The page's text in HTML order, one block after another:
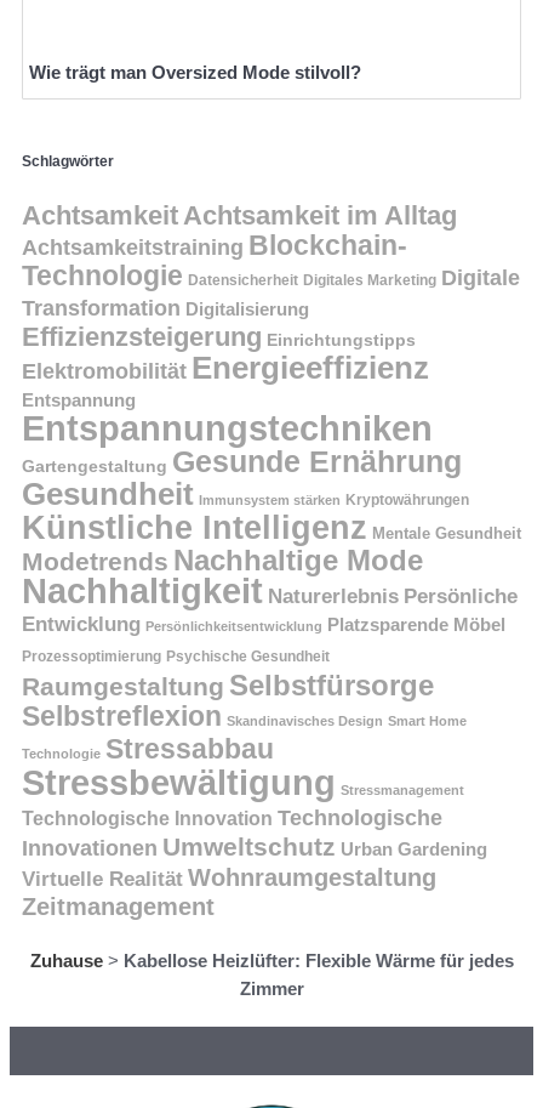
Wie trägt man Oversized Mode stilvoll?
Schlagwörter
AchtsamkeitAchtsamkeit im Alltag
Achtsamkeitstraining Blockchain-
Technologie Datensicherheit Digitales Marketing Digitale
Transformation Digitalisierung
Effizienzsteigerung Einrichtungstipps
Elektromobilität Energieeffizienz
Entspannung
Entspannungstechniken
Gartengestaltung Gesunde Ernährung
Gesundheit Immunsystem stärken Kryptowährungen
Künstliche Intelligenz Mentale Gesundheit
Modetrends Nachhaltige Mode
Nachhaltigkeit Naturerlebnis Persönliche
Entwicklung Persönlichkeitsentwicklung Platzsparende Möbel
Prozessoptimierung Psychische Gesundheit
Raumgestaltung Selbstfürsorge
Selbstreflexion Skandinavisches Design Smart Home
Technologie Stressabbau
Stressbewältigung Stressmanagement
Technologische Innovation Technologische
Innovationen Umweltschutz Urban Gardening
Virtuelle Realität Wohnraumgestaltung
Zeitmanagement
Zuhause> Kabellose Heizlüfter: Flexible Wärme für jedes
Zimmer